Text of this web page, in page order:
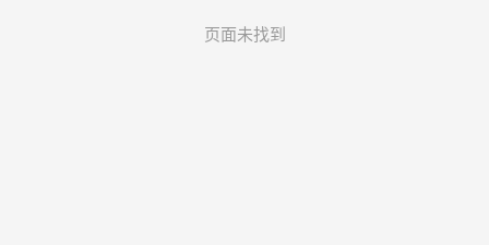
页面未找到